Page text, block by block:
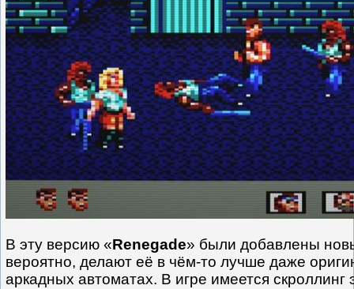
В эту версию «Renegade» были добавлены
вероятно, делают её в чём-то лучше даже
аркадных автоматах. В игре имеется